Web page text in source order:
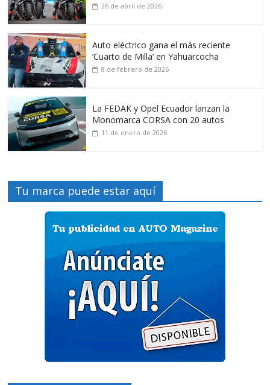
26 de abril de 2026
Auto eléctrico gana el más reciente
‘Cuarto de Milla’ en Yahuarcocha
8 de febrero de 2026
La FEDAK y Opel Ecuador lanzan la
Monomarca CORSA con 20 autos
11 de enero de 2026
Tu marca puede estar aquí